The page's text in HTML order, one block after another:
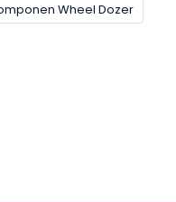
Wheel Dozer